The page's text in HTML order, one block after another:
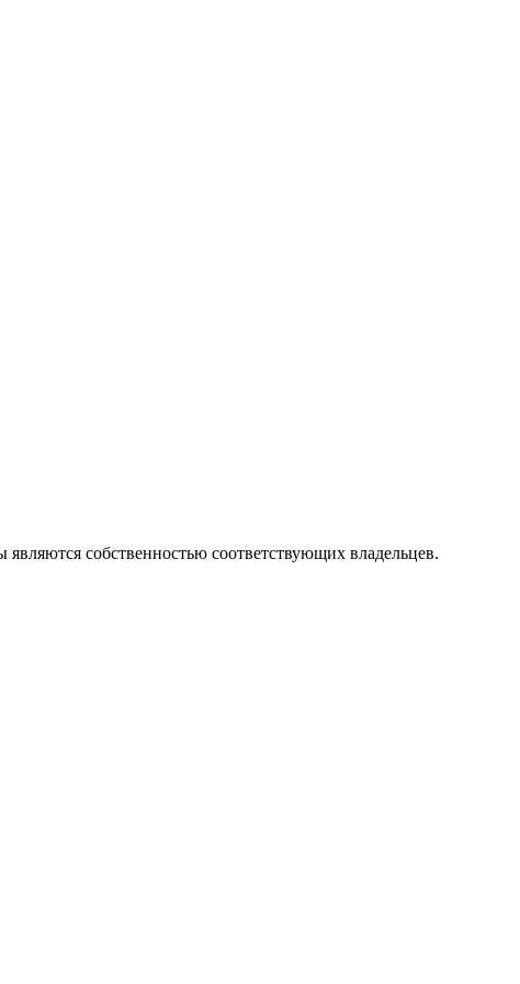
собственностью соответствующих владельцев.